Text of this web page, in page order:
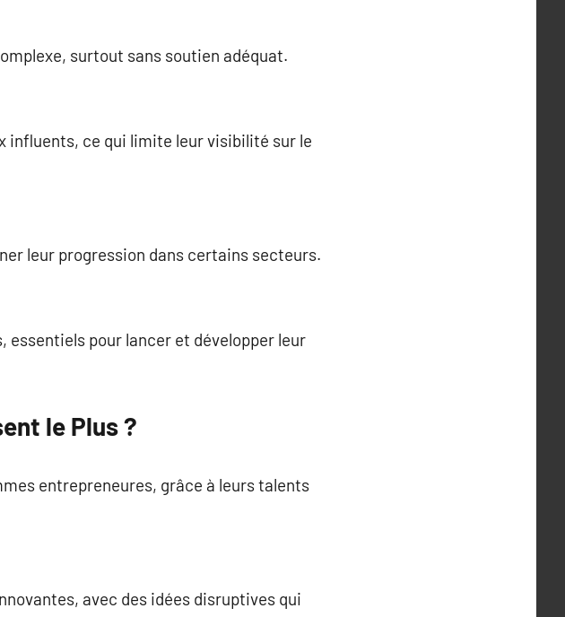
surtout sans soutien adéquat.
influents, ce qui limite leur visibilité sur le
leur progression dans certains secteurs.
essentiels pour lancer et développer leur
le Plus ?
entrepreneures, grâce à leurs talents
avec des idées disruptives qui